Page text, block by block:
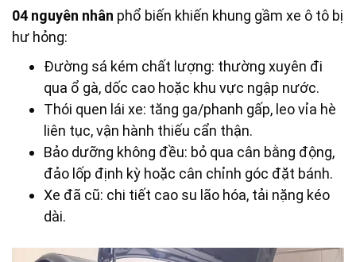
04 nguyên nhân phổ biến khiến khung gầm xe ô tô bị
hư hỏng:
Đường sá kém chất lượng: thường xuyên đi
qua ổ gà, dốc cao hoặc khu vực ngập nước.
Thói quen lái xe: tăng ga/phanh gấp, leo vỉa hè
liên tục, vận hành thiếu cẩn thận.
Bảo dưỡng không đều: bỏ qua cân bằng động,
đảo lốp định kỳ hoặc cân chỉnh góc đặt bánh.
Xe đã cũ: chi tiết cao su lão hóa, tải nặng kéo
dài.